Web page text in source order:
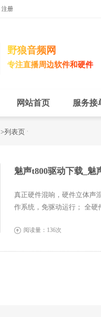
注册
野狼音频网
专注直播周边软件和硬件
网站首页 服务接
>列表页
魅声t800驱动下载_魅
真正硬件混响，硬件立体声
作系统，免驱动运行； 全
 阅读量：136次